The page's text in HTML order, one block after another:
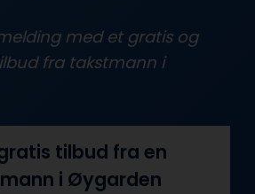
med et gratis og
fra takstmann i
tilbud fra en
i Øygarden